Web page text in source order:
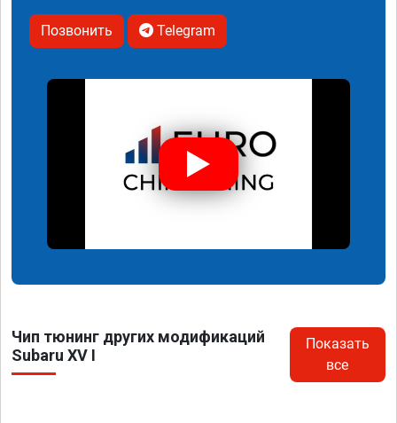
Позвонить Telegram
Чип тюнинг других модификаций
Subaru XV I
Показать
все